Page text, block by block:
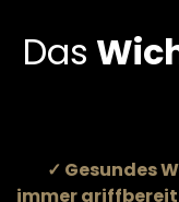
Das
✓ Gesundes
immer